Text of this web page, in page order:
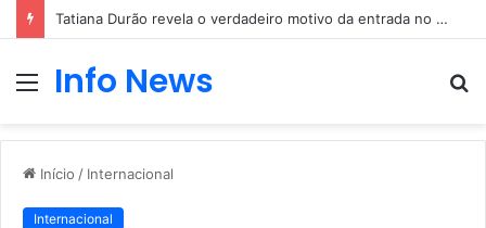
Tatiana Durão revela o verdadeiro motivo da entrada no Big Brother
Menu
Info News
Início / Internacional
Internacional